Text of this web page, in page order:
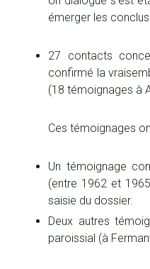
émerger les
27 contacts
confirmé la
(18 témoignages à
Ces témoignages
Un témoignage
(entre 1962 et
saisie du dossier.
Deux autres
paroissial (à